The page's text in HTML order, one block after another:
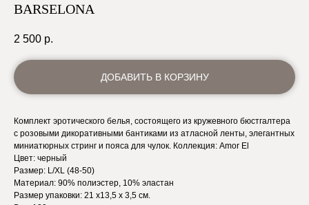
BARSELONA
2 500 р.
ДОБАВИТЬ В КОРЗИНУ
Комплект эротического белья, состоящего из кружевного бюстгалтера
с розовыми дикоративными бантиками из атласной ленты, элегантных
миниатюрных стринг и пояса для чулок. Коллекция: Amor El
Цвет: черный
Размер: L/XL (48-50)
Материал: 90% полиэстер, 10% эластан
Размер упаковки: 21 х13,5 х 3,5 см.